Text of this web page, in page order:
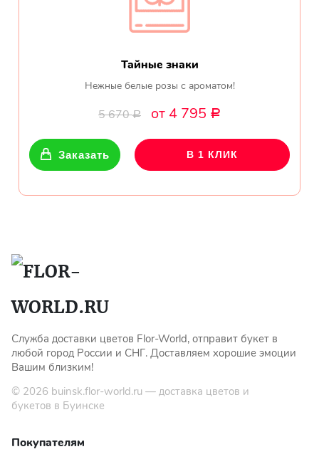
Тайные знаки
Нежные белые розы с ароматом!
5 670Р от 4 795 Р
Заказать В 1 КЛИК
Служба доставки цветов Flor-World, отправит букет в
любой город России и СНГ. Доставляем хорошие эмоции
Вашим близким!
© 2026 buinsk.flor-world.ru — доставка цветов и
букетов в Буинске
Покупателям